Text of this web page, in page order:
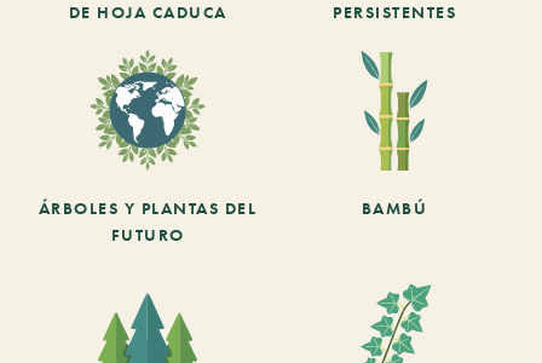
DE HOJA CADUCA
PERSISTENTES
ÁRBOLES Y PLANTAS DEL
FUTURO
BAMBÚ